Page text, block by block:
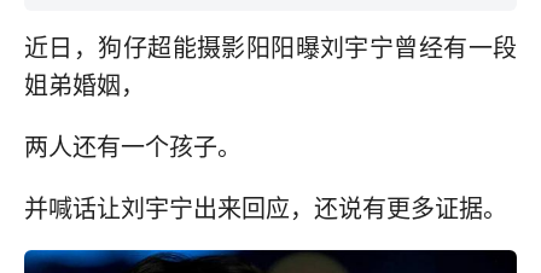
近日，狗仔超能摄影阳阳曝刘宇宁曾经有一段
姐弟婚姻，
两人还有一个孩子。
并喊话让刘宇宁出来回应，还说有更多证据。